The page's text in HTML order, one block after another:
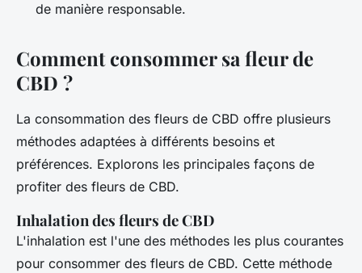
de manière responsable.
Comment consommer sa fleur de
CBD ?
La consommation des fleurs de CBD offre plusieurs
méthodes adaptées à différents besoins et
préférences. Explorons les principales façons de
profiter des fleurs de CBD.
Inhalation des fleurs de CBD
L'inhalation est l'une des méthodes les plus courantes
pour consommer des fleurs de CBD. Cette méthode